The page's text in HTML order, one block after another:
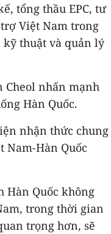
tổng thầu EPC, tư
Việt Nam trong
thuật và quản lý
Cheol nhấn mạnh
Hàn Quốc.
nhận thức chung
Nam-Hàn Quốc
Hàn Quốc không
trong thời gian
trọng hơn, sẽ